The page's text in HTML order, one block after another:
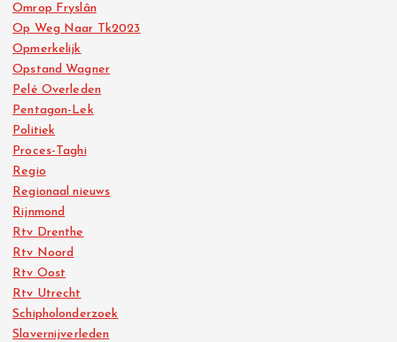
Omrop Fryslân
Op Weg Naar Tk2023
Opmerkelijk
Opstand Wagner
Pelé Overleden
Pentagon-Lek
Politiek
Proces-Taghi
Regio
Regionaal nieuws
Rijnmond
Rtv Drenthe
Rtv Noord
Rtv Oost
Rtv Utrecht
Schipholonderzoek
Slavernijverleden